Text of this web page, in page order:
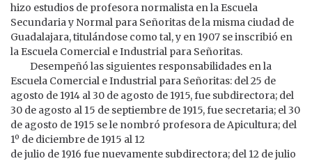
hizo estudios de profesora normalista en la Escuela
Secundaria y Normal para Señoritas de la misma ciudad de
Guadalajara, titulándose como tal, y en 1907 se inscribió en
la Escuela Comercial e Industrial para Señoritas.
Desempeñó las siguientes responsabilidades en la
Escuela Comercial e Industrial para Señoritas: del 25 de
agosto de 1914 al 30 de agosto de 1915, fue subdirectora; del
30 de agosto al 15 de septiembre de 1915, fue secretaria; el 30
de agosto de 1915 se le nombró profesora de Apicultura; del
1º de diciembre de 1915 al 12
de julio de 1916 fue nuevamente subdirectora; del 12 de julio